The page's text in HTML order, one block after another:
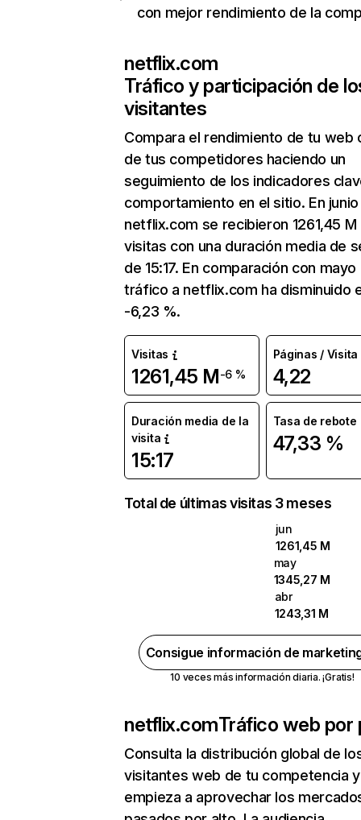
con mejor rendimiento de la
netflix.com
Tráfico y participación de
visitantes
Compara el rendimiento de tu web
de tus competidores haciendo un
seguimiento de los indicadores
comportamiento en el sitio. En junio
netflix.com se recibieron 1261,45 M
visitas con una duración media de
de 15:17. En comparación con mayo
tráfico a netflix.com ha disminuido
-6,23 %.
Visitas
1261,45 M-6 %
Páginas / Visita
4,22
Duración media de la
visita
15:17
Tasa de rebote
47,33 %
Total de últimas visitas 3 meses
jun
1261,45 M
may
1345,27 M
abr
1243,31 M
Consigue información de
10 veces más información diaria. ¡Gratis!
netflix.comTráfico web por
Consulta la distribución global de
visitantes web de tu competencia y
empieza a aprovechar los